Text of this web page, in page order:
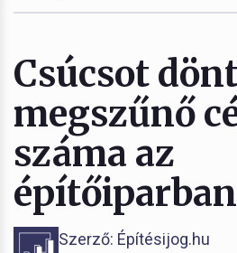
Csúcsot
megszűnő
száma az
építőiparban
Szerző: Építésijog.hu